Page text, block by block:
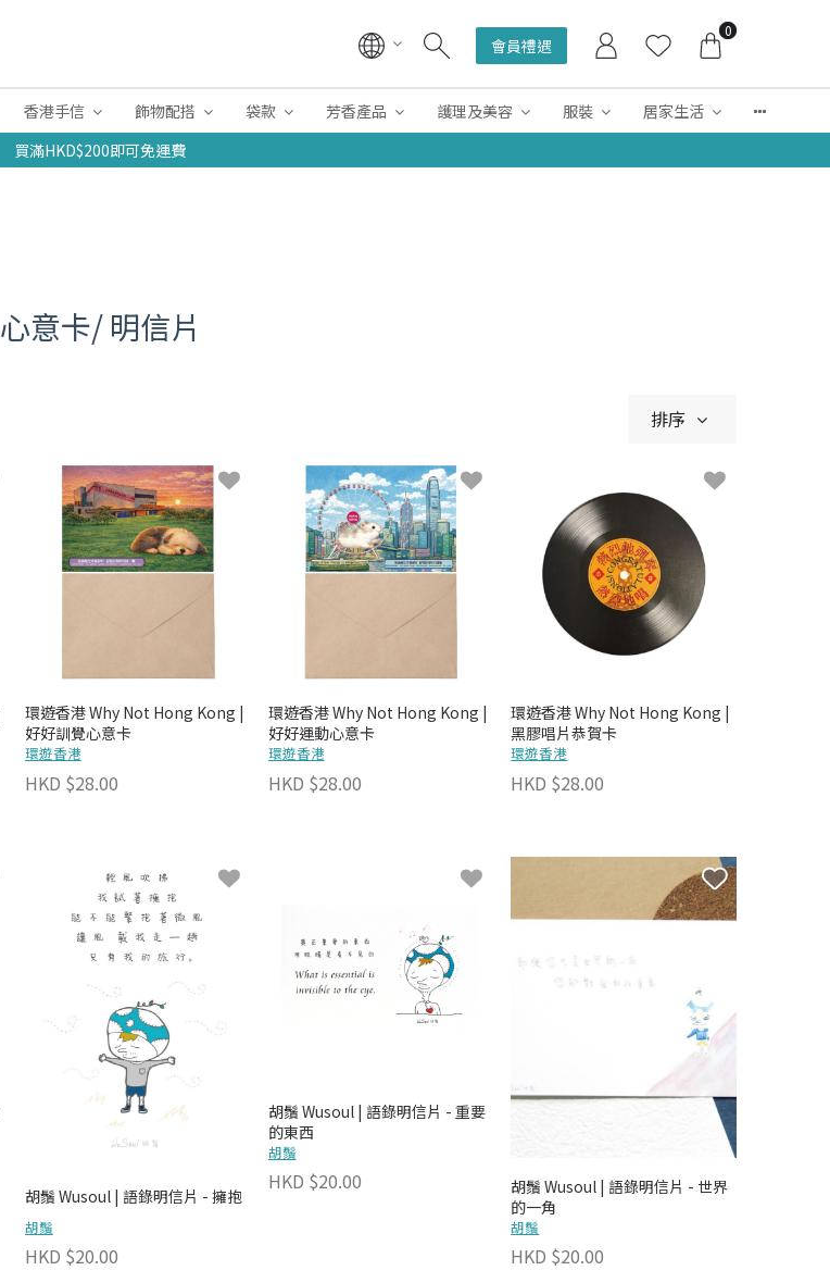
會員禮遇
0
香港手信 飾物配搭 袋款 芳香產品 護理及美容 服裝
居家生活
買滿HKD$200即可免運費
心意卡/ 明信片
排序
環遊香港 Why Not Hong Kong |
好好訓覺心意卡
環遊香港
HKD $28.00
環遊香港 Why Not Hong Kong |
好好運動心意卡
環遊香港
HKD $28.00
環遊香港 Why Not Hong Kong |
黑膠唱片恭賀卡
環遊香港
HKD $28.00
胡鬚 Wusoul | 語錄明信片 - 擁抱
胡鬚
HKD $20.00
胡鬚 Wusoul | 語錄明信片 - 重要
的東西
胡鬚
HKD $20.00
胡鬚 Wusoul | 語錄明信片 - 世界
的一角
胡鬚
HKD $20.00